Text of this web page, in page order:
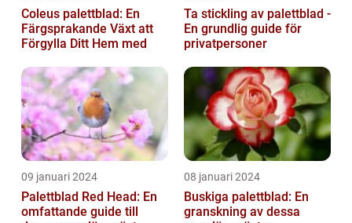
Coleus palettblad: En
Färgsprakande Växt att
Förgylla Ditt Hem med
Ta stickling av palettblad -
En grundlig guide för
privatpersoner
09 januari 2024
Palettblad Red Head: En
omfattande guide till
08 januari 2024
Buskiga palettblad: En
granskning av dessa